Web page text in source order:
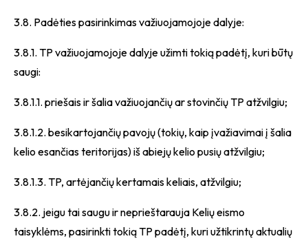
3.8. Padėties pasirinkimas važiuojamojoje dalyje:
3.8.1. TP važiuojamojoje dalyje užimti tokią padėtį, kuri būtų
saugi:
3.8.1.1. priešais ir šalia važiuojančių ar stovinčių TP atžvilgiu;
3.8.1.2. besikartojančių pavojų (tokių, kaip įvažiavimai į šalia
kelio esančias teritorijas) iš abiejų kelio pusių atžvilgiu;
3.8.1.3. TP, artėjančių kertamais keliais, atžvilgiu;
3.8.2. jeigu tai saugu ir neprieštarauja Kelių eismo
taisyklėms, pasirinkti tokią TP padėtį, kuri užtikrintų aktualių